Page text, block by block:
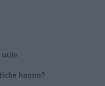
utile
hanno?